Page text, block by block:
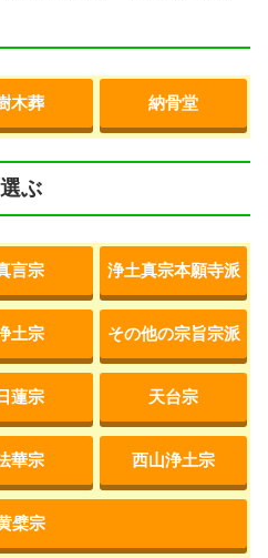
木葬 納骨堂
ぶ
言宗 浄土真宗本願寺派
土宗 その他の宗旨宗派
日蓮宗 天台宗
華宗 西山浄土宗
檗宗